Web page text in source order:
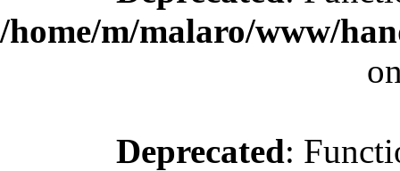
/home/m/malaro/www/
Deprecated: